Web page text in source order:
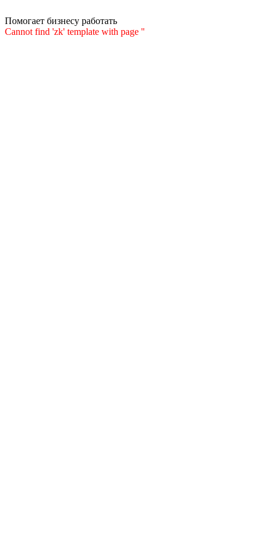
Помогает бизнесу работать
Cannot find 'zk' template with page ''